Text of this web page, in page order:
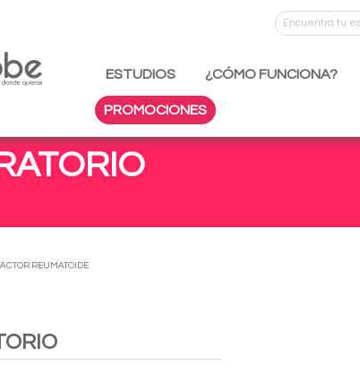
ESTUDIOS ¿CÓMO FUNCIONA?
PROMOCIONES
REUMATOIDE